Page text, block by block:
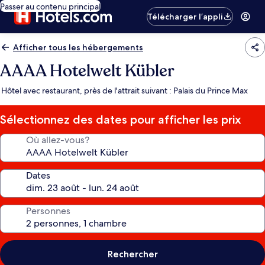
Passer au contenu principal
Télécharger l’appli
Afficher tous les hébergements
AAAA Hotelwelt Kübler
Hôtel avec restaurant, près de l'attrait suivant : Palais du Prince Max
Sélectionnez des dates pour afficher les prix
Où allez-vous?
Dates
Personnes
Rechercher